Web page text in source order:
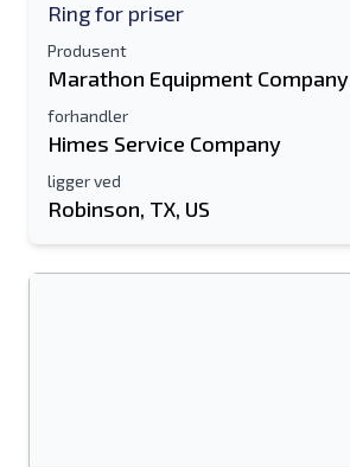
Ring for priser
Produsent
Marathon Equipment Company
forhandler
Himes Service Company
ligger ved
Robinson, TX, US
Send til en venn